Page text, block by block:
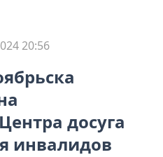
20:56
досуга
инвалидов